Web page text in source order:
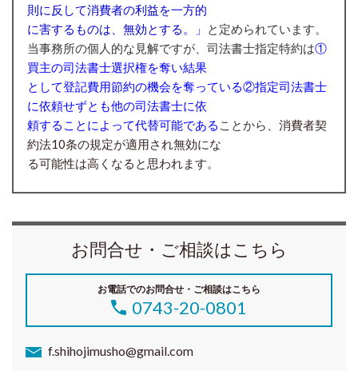
則に反して消費者の利益を一方的
に害するものは、無効とする。」
と定められています。
当事務所の個人的な見解ですが、司法書士指定特約は①
買主の司法書士選択権を奪い結果
として登記費用節約の機会を奪っている②指定司法書士
に依頼せずとも他の司法書士に依
頼することによって代替可能である ことから、 消費者契
約法10条の規定が適用され無効にな
る可能性は高くなると思われます。
お問合せ・ご相談はこちら
お電話でのお問合せ・ご相談はこちら
0743-20-0801
f.shihojimusho@gmail.com